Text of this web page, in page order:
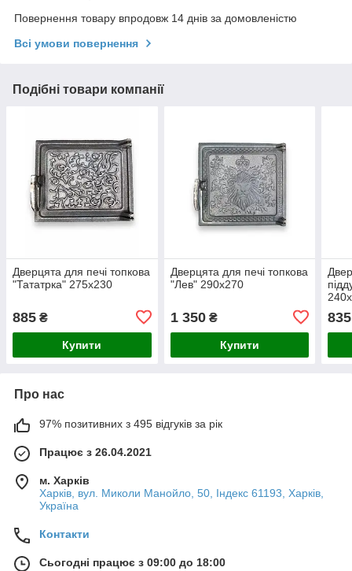
Повернення товару впродовж 14 днів за домовленістю
Всі умови повернення
Подібні товари компанії
Дверцята для печі топкова
"Тататрка" 275х230
885 ₴
Купити
Дверцята для печі топкова
"Лев" 290х270
1 350₴
Купити
835
Про нас
97% позитивних з 495 відгуків за рік
Працює з 26.04.2021
м. Харків
Харків, вул. Миколи Манойло, 50, Індекс 61193, Харків,
Україна
Контакти
Сьогодні працює з 09:00 до 18:00